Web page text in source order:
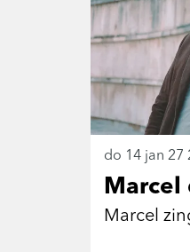
Marcel
Marcel
do 14 jan 27